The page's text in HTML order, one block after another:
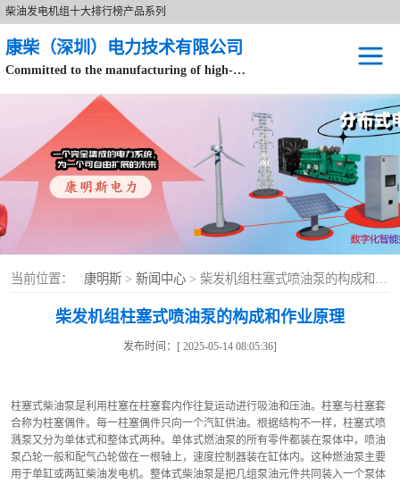
柴油发电机组十大排行榜产品系列
康柴（深圳）电力技术有限公司
Committed to the manufacturing of high-end brand diesel generator sets.
当前位置： 康明斯 > 新闻中心 > 柴发机组柱塞式喷油泵的构成和作业原理
柴发机组柱塞式喷油泵的构成和作业原理
发布时间：[ 2025-05-14 08:05:36]
柱塞式柴油泵是利用柱塞在柱塞套内作往复运动进行吸油和压油。柱塞与柱塞套
合称为柱塞偶件。每一柱塞偶件只向一个汽缸供油。根据结构不一样，柱塞式喷
溅泵又分为单体式和整体式两种。单体式燃油泵的所有零件都装在泵体中，喷油
泵凸轮一般和配气凸轮做在一根轴上，速度控制器装在缸体内。这种燃油泵主要
用于单缸或两缸柴油发电机。整体式柴油泵是把几组泵油元件共同装入一个泵体
静音型
移动电站
康明斯配件